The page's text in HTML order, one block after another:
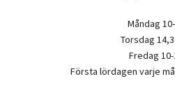
Måndag
Torsdag
Fredag
Första lördagen varje